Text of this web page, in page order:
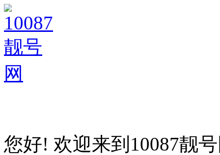
您好! 欢迎来到10087靓